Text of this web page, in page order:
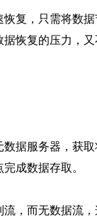
复，只需将数据
恢复的压力，
据服务器，获取
成数据存取。
，而无数据流，